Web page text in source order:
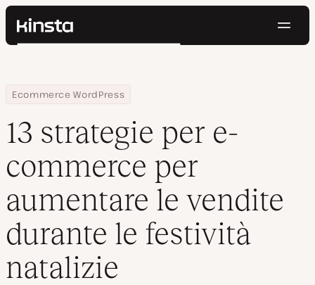
Kinsta®
Prezzi
Contatti
Cerca
Home
Centro Risorse
Blog
Ecommerce WordPress
13 strategie per e-commerce per aumentare le vendite
13 strategie per e-
commerce per
aumentare le vendite
durante le festività
natalizie